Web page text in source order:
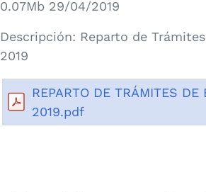
0.07Mb 29/04/2019
Descripción: Reparto de
2019
REPARTO DE TRÁMITES
2019.pdf